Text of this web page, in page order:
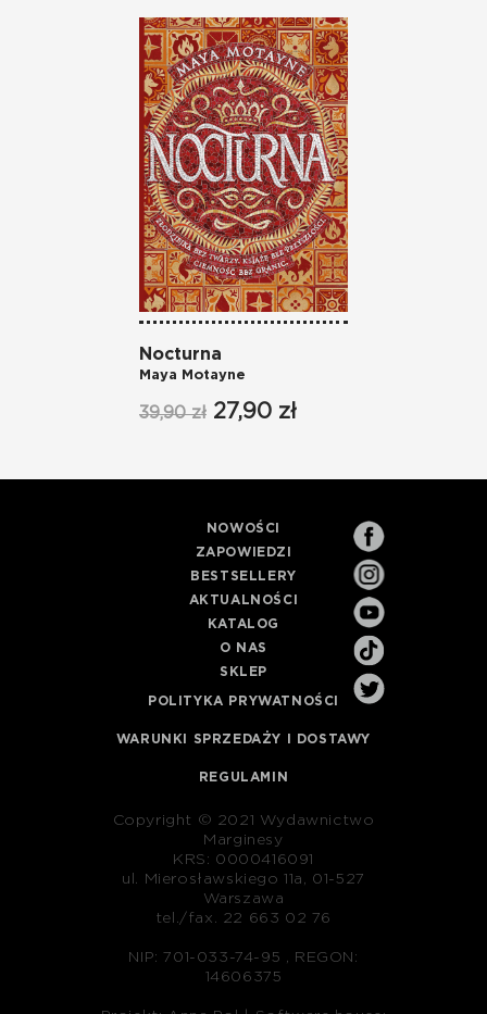
Nocturna
Maya Motayne
39,90 zł 27,90 zł
NOWOŚCI
ZAPOWIEDZI
BESTSELLERY
AKTUALNOŚCI
KATALOG
O NAS
SKLEP
POLITYKA PRYWATNOŚCI
WARUNKI SPRZEDAŻY I DOSTAWY
REGULAMIN
Copyright © 2021 Wydawnictwo
Marginesy
KRS: 0000416091
ul. Mierosławskiego 11a, 01-527
Warszawa
tel./fax. 22 663 02 76
NIP: 701-033-74-95 , REGON:
14606375